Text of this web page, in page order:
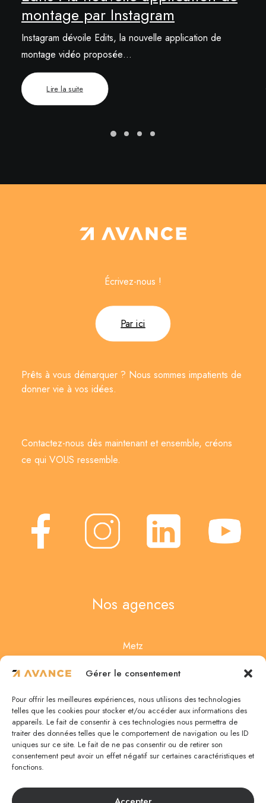
Gérer le consentement
Pour offrir les meilleures expériences, nous utilisons des technologies
telles que les cookies pour stocker et/ou accéder aux informations des
appareils. Le fait de consentir à ces technologies nous permettra de
traiter des données telles que le comportement de navigation ou les ID
uniques sur ce site. Le fait de ne pas consentir ou de retirer son
consentement peut avoir un effet négatif sur certaines caractéristiques et
fonctions.
montage par Instagram
Instagram dévoile Edits, la nouvelle application de
montage vidéo proposée…
Lire la suite
Écrivez-nous !
Par ici
Prêts à vous démarquer ? Nous sommes impatients de
donner vie à vos idées.
Contactez-nous dès maintenant et ensemble, créons
ce qui VOUS ressemble.
Nos agences
Metz
4 Rue des Noisetiers
03 87 75 67 47
Nancy
54000 Nancy